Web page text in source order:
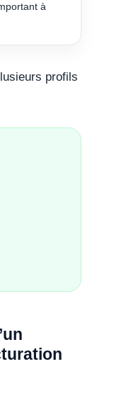
à
profils